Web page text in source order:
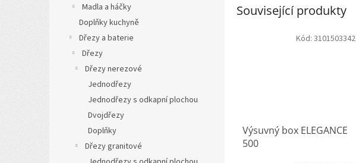
Madla a háčky
Doplňky kuchyně
Dřezy a baterie
Dřezy
Dřezy nerezové
Jednodřezy
Jednodřezy s odkapní plochou
Dvojdřezy
Doplňky
Dřezy granitové
Související produkty
Výsuvný box ELEGANCE
500
Kód: 3101503342